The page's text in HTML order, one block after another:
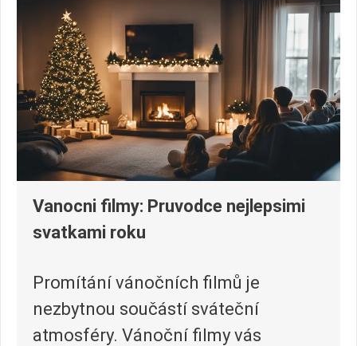
Vanocni filmy: Pruvodce nejlepsimi
svatkami roku
Promítání vánočních filmů je
nezbytnou součástí sváteční
atmosféry. Vánoční filmy vás